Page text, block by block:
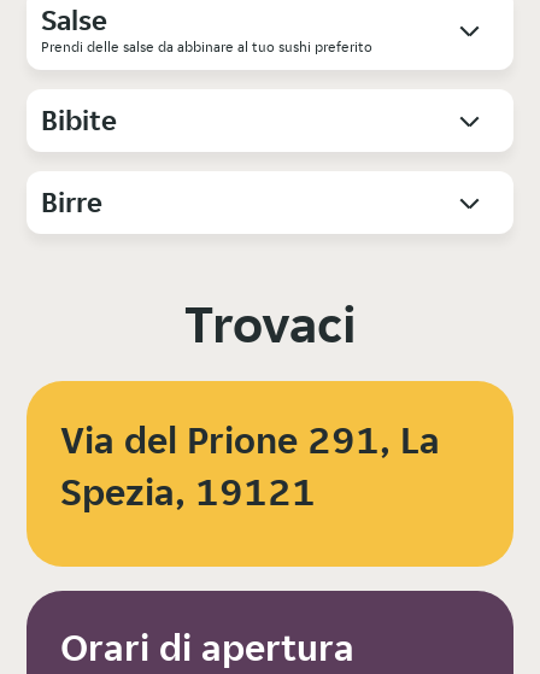
Salse
Prendi delle salse da abbinare al tuo sushi preferito
Bibite
Birre
Trovaci
Via del Prione 291, La
Spezia, 19121
Orari di apertura